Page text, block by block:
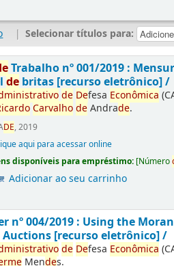
| Selecionar títulos para:
Trabalho nº 001/2019 :
de britas [recurso eletrônico] /
de Defesa Econômica
CarvalhodeAndrade.
DE, 2019
aqui para acessar online
disponíveis para empréstimo: [Número
Adicionar ao seu carrinho
nº 004/2019 : Using the
[recurso eletrônico] /
de Defesa Econômica
Mendes.